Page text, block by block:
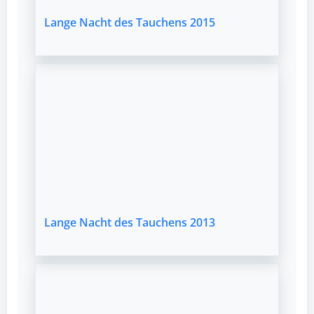
Lange Nacht des Tauchens 2015
Lange Nacht des Tauchens 2013